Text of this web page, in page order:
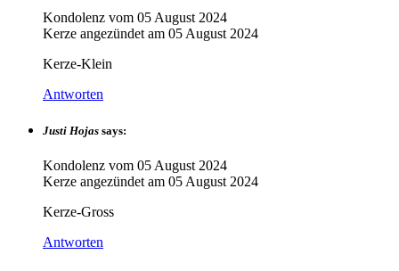
Kondolenz vom 05 August 2024
Kerze angezündet am 05 August 2024
Kerze-Klein
Antworten
Justi Hojas says:
Kondolenz vom 05 August 2024
Kerze angezündet am 05 August 2024
Kerze-Gross
Antworten